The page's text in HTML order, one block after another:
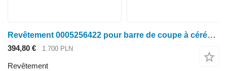
Revêtement 0005256422 pour barre de coupe à céréales Claas Vario 500, V560, V620, V680, V770, V930, V1080, V1230, V1380
394,80 € 1.700 PLN
Revêtement